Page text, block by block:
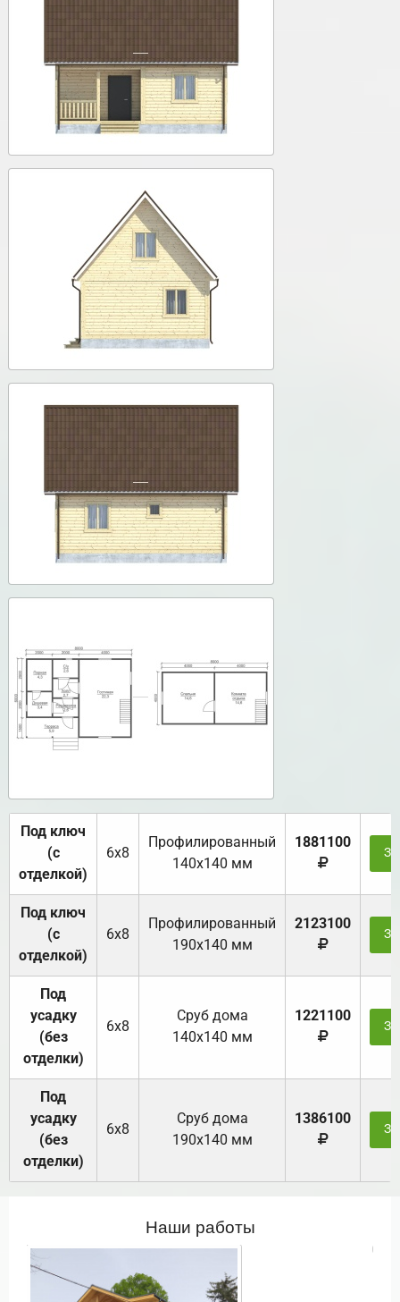
Под ключ
(с
отделкой)
6х8
Профилированный
140х140 мм
1881100
Под ключ
(с
отделкой)
6х8
Профилированный
190х140 мм
2123100
Под
усадку
(без
отделки)
6х8
Cруб дома
140х140 мм
1221100
Под
усадку
(без
отделки)
6х8
Cруб дома
190х140 мм
1386100
Наши работы